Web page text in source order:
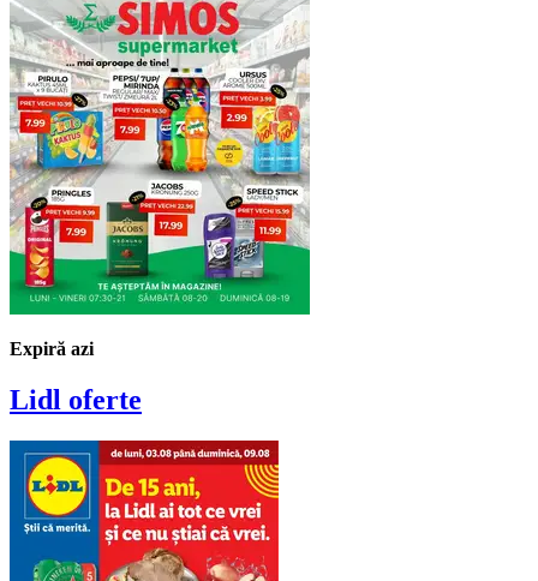
Expiră azi
Lidl oferte